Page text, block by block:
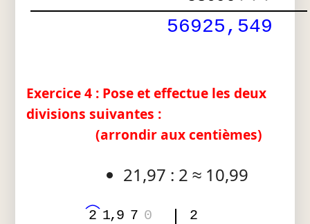
56925,549
Exercice 4 : Pose et effectue les deux
divisions suivantes :
(arrondir aux centièmes)
21,97 : 2 ≈ 10,99
2 1 9 7
, 0
2